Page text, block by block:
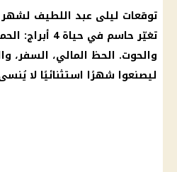
تغيّر حاسم في
والحوت. الحظ المالي، السفر،
ليصنعوا شهرًا استثنائيًا لا